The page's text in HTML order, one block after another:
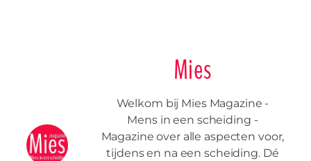
Mies
Welkom bij Mies Magazine -
Mens in een scheiding -
Magazine over alle aspecten voor,
tijdens en na een scheiding. Dé